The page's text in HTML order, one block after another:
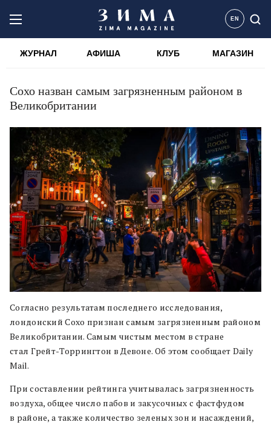
EN
ЖУРНАЛ АФИША КЛУБ МАГАЗИН
Сохо назван самым загрязненным районом в
Великобритании
Согласно результатам последнего исследования,
лондонский Сохо признан самым загрязненным районом
Великобритании. Самым чистым местом в стране
стал Грейт-Торрингтон в Девоне. Об этом сообщает Daily
Mail.
При составлении рейтинга учитывалась загрязненность
воздуха, общее число пабов и закусочных с фастфудом
в районе, а также количество зеленых зон и насаждений,